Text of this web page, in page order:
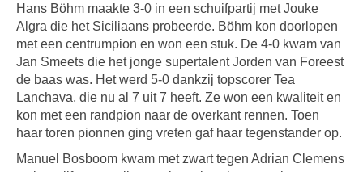
Hans Böhm maakte 3-0 in een schuifpartij met Jouke
Algra die het Siciliaans probeerde. Böhm kon doorlopen
met een centrumpion en won een stuk. De 4-0 kwam van
Jan Smeets die het jonge supertalent Jorden van Foreest
de baas was. Het werd 5-0 dankzij topscorer Tea
Lanchava, die nu al 7 uit 7 heeft. Ze won een kwaliteit en
kon met een randpion naar de overkant rennen. Toen
haar toren pionnen ging vreten gaf haar tegenstander op.
Manuel Bosboom kwam met zwart tegen Adrian Clemens